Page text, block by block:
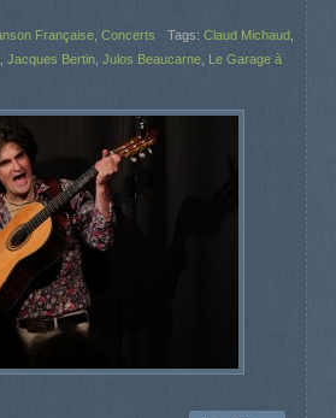
Française Concerts Tags: Claud Michaud
Jacques Bertin Julos Beaucarne Le Garage à